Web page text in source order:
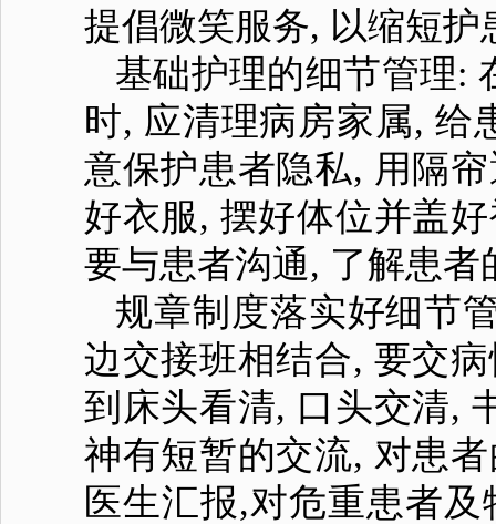
提倡微笑服务, 以缩短
基础护理的细节管理:
时, 应清理病房家属, 给
意保护患者隐私, 用隔
好衣服, 摆好体位并盖
要与患者沟通, 了解患
规章制度落实好细节
边交接班相结合, 要交
到床头看清, 口头交清,
神有短暂的交流, 对患
医生汇报,对危重患者